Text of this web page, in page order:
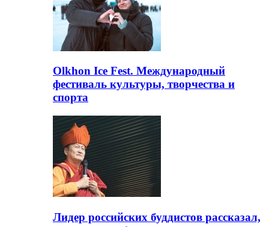
Olkhon Ice Fest. Международный
фестиваль культуры, творчества и
спорта
Лидер российских буддистов рассказал,